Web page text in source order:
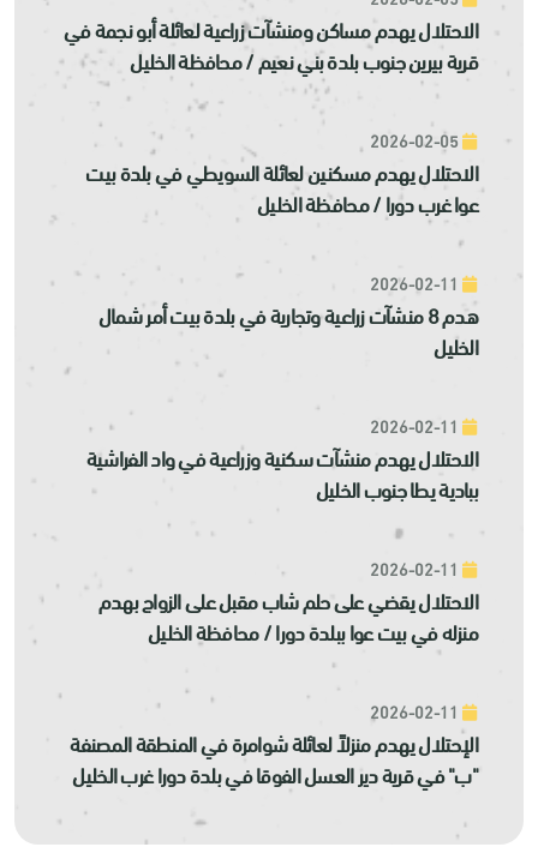
الاحتلال يهدم مساكن ومنشآت زراعية لعائلة أبو نجمة في
قرية بيرين جنوب بلدة بني نعيم / محافظة الخليل
الاحتلال يهدم مسكنين لعائلة السويطي في بلدة بيت
عوا غرب دورا / محافظة الخليل
هدم 8 منشآت زراعية وتجارية في بلدة بيت أمر شمال
الخليل
الاحتلال يهدم منشآت سكنية وزراعية في واد الفراشية
ببادية يطا جنوب الخليل
الاحتلال يقضي على حلم شاب مقبل على الزواج بهدم
منزله في بيت عوا ببلدة دورا / محافظة الخليل
الإحتلال يهدم منزلاً لعائلة شوامرة في المنطقة المصنفة
"ب" في قرية دير العسل الفوقا في بلدة دورا غرب الخليل